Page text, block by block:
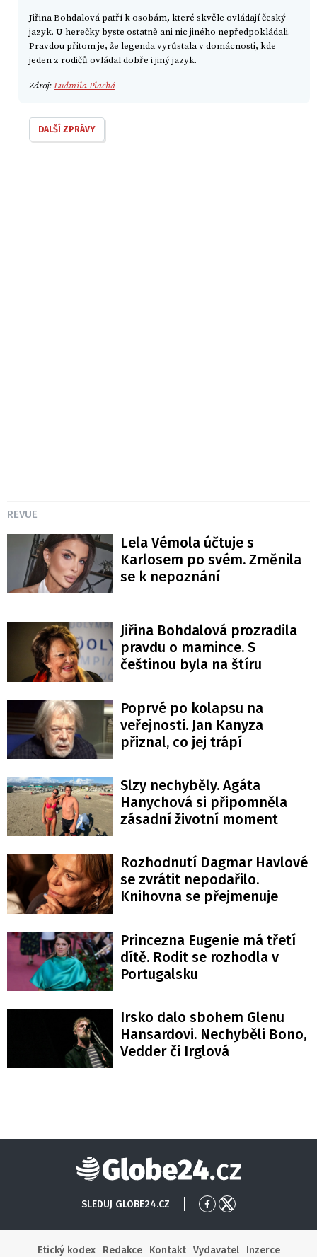
Jiřina Bohdalová patří k osobám, které skvěle ovládají český
jazyk. U herečky byste ostatně ani nic jiného nepředpokládali.
Pravdou přitom je, že legenda vyrůstala v domácnosti, kde
jeden z rodičů ovládal dobře i jiný jazyk.
Zdroj:Ludmila Plachá
DALŠÍ ZPRÁVY
REVUE
Lela Vémola účtuje s
Karlosem po svém. Změnila
se k nepoznání
Jiřina Bohdalová prozradila
pravdu o mamince. S
češtinou byla na štíru
Poprvé po kolapsu na
veřejnosti. Jan Kanyza
přiznal, co jej trápí
Slzy nechyběly. Agáta
Hanychová si připomněla
zásadní životní moment
Rozhodnutí Dagmar Havlové
se zvrátit nepodařilo.
Knihovna se přejmenuje
Princezna Eugenie má třetí
dítě. Rodit se rozhodla v
Portugalsku
Irsko dalo sbohem Glenu
Hansardovi. Nechyběli Bono,
Vedder či Irglová
Globe24
SLEDUJ GLOBE24.CZ
Přejít
Facebook
Přejít
X
Etický kodex
Redakce Kontakt Vydavatel Inzerce